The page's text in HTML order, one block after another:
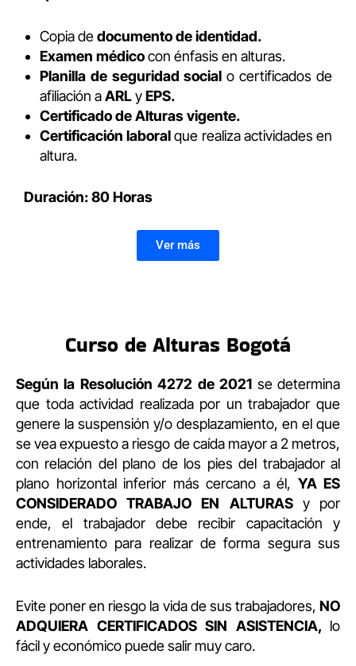
Copia dedocumento de identidad.
Examen médicocon énfasis en alturas.
Planilla de seguridad social o certificados de
afiliación aARLyEPS.
Certificado de Alturas vigente.
Certificación laboralque realiza actividades en
altura.
Duración: 80 Horas
Ver más
Curso de Alturas Bogotá
Según la Resolución 4272 de 2021 se determina
que toda actividad realizada por un trabajador que
genere la suspensión y/o desplazamiento, en el que
se vea expuesto a riesgo de caída mayor a 2 metros,
con relación del plano de los pies del trabajador al
plano horizontal inferior más cercano a él, YA ES
CONSIDERADO TRABAJO EN ALTURAS y por
ende, el trabajador debe recibir capacitación y
entrenamiento para realizar de forma segura sus
actividades laborales.
Evite poner en riesgo la vida de sus trabajadores, NO
ADQUIERA CERTIFICADOS SIN ASISTENCIA, lo
fácil y económico puede salir muy caro.